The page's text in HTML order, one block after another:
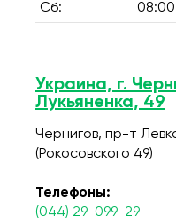
Сб: 08:00
Украина, г.
Лукьяненка, 49
Чернигов, пр-т
(Рокосовского 49)
Телефоны:
(044) 29-099-29